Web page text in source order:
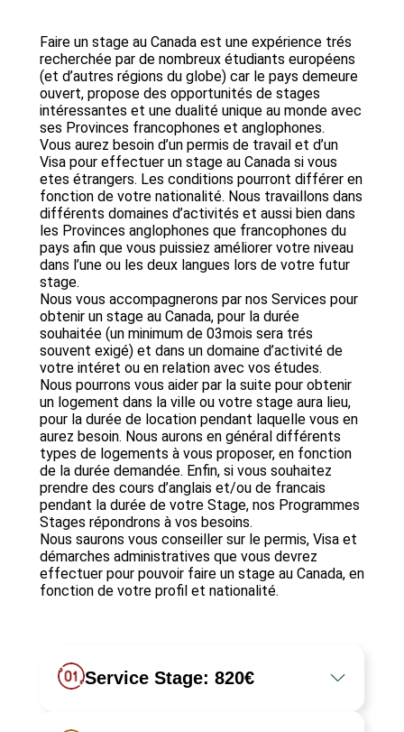
Faire un stage au Canada est une expérience trés
recherchée par de nombreux étudiants européens
(et d’autres régions du globe) car le pays demeure
ouvert, propose des opportunités de stages
intéressantes et une dualité unique au monde avec
ses Provinces francophones et anglophones.
Vous aurez besoin d’un permis de travail et d’un
Visa pour effectuer un stage au Canada si vous
etes étrangers. Les conditions pourront différer en
fonction de votre nationalité. Nous travaillons dans
différents domaines d’activités et aussi bien dans
les Provinces anglophones que francophones du
pays afin que vous puissiez améliorer votre niveau
dans l’une ou les deux langues lors de votre futur
stage.
Nous vous accompagnerons par nos Services pour
obtenir un stage au Canada, pour la durée
souhaitée (un minimum de 03mois sera trés
souvent exigé) et dans un domaine d’activité de
votre intéret ou en relation avec vos études.
Nous pourrons vous aider par la suite pour obtenir
un logement dans la ville ou votre stage aura lieu,
pour la durée de location pendant laquelle vous en
aurez besoin. Nous aurons en général différents
types de logements à vous proposer, en fonction
de la durée demandée. Enfin, si vous souhaitez
prendre des cours d’anglais et/ou de francais
pendant la durée de votre Stage, nos Programmes
Stages répondrons à vos besoins.
Nous saurons vous conseiller sur le permis, Visa et
démarches administratives que vous devrez
effectuer pour pouvoir faire un stage au Canada, en
fonction de votre profil et nationalité.
Service Stage: 820€